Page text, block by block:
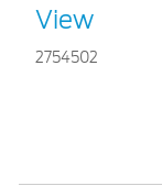
View
2754502